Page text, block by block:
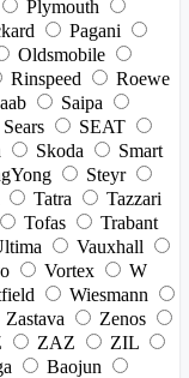
Plymouth
Pagani
Oldsmobile
Rinspeed
Roewe
Saipa
Sears
SEAT
Skoda
Smart
Steyr
Tatra
Tazzari
Tofas
Trabant
Vauxhall
Vortex
W
Wiesmann
Zastava
Zenos
ZAZ
ZIL
Baojun